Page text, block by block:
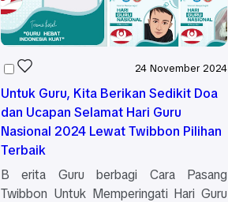
24 November 2024
Untuk Guru, Kita Berikan Sedikit Doa
dan Ucapan Selamat Hari Guru
Nasional 2024 Lewat Twibbon Pilihan
Terbaik
B erita Guru berbagi Cara Pasang
Twibbon Untuk Memperingati Hari Guru